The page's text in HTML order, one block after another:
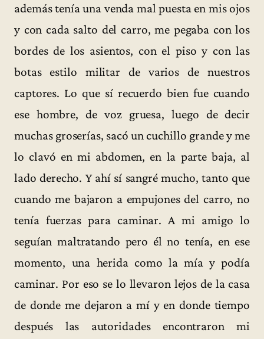
además tenía una venda mal puesta en mis ojos
y con cada salto del carro, me pegaba con los
bordes de los asientos, con el piso y con las
botas estilo militar de varios de nuestros
captores. Lo que sí recuerdo bien fue cuando
ese hombre, de voz gruesa, luego de decir
muchas groserías, sacó un cuchillo grande y me
lo clavó en mi abdomen, en la parte baja, al
lado derecho. Y ahí sí sangré mucho, tanto que
cuando me bajaron a empujones del carro, no
tenía fuerzas para caminar. A mi amigo lo
seguían maltratando pero él no tenía, en ese
momento, una herida como la mía y podía
caminar. Por eso se lo llevaron lejos de la casa
de donde me dejaron a mí y en donde tiempo
después las autoridades encontraron mi